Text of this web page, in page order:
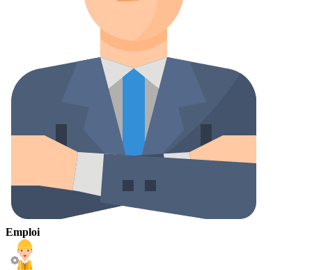
Emploi